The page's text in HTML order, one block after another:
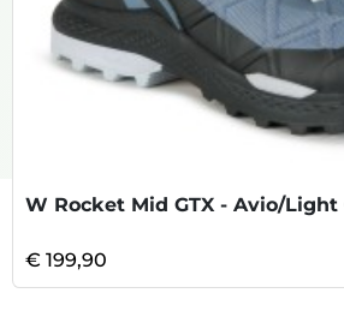
W Rocket Mid GTX - Avio/Light
€ 199,90